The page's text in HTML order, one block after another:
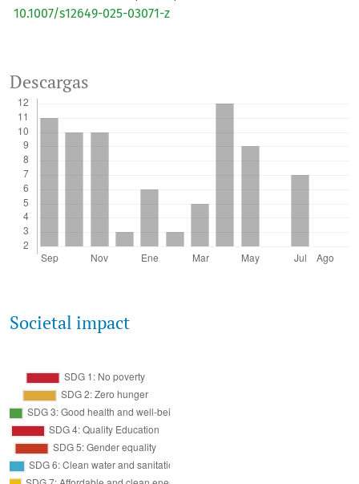
10.1007/s12649-025-03071-z
Cordero-Soto I.N.
Microbial-Based Technologies for the Reuse of Food By-
products.
Trends and Solutions, 121-144.
10.1007/978-3-031-91693-9_6
Parafati L.
Reuse of Brewer’s Spent Grain (BSG) for the Induction of
Wickerhamomyces anomalus BS91 β-Glucosidase with
Bioflavoring Potential.
Fermentation, 10(9).
brewer's spent grain. Bioresource Technology, 408.
10.1016/j.biortech.2024.131197
Joseph M. (2024-01-01)
Descargas
Societal impact